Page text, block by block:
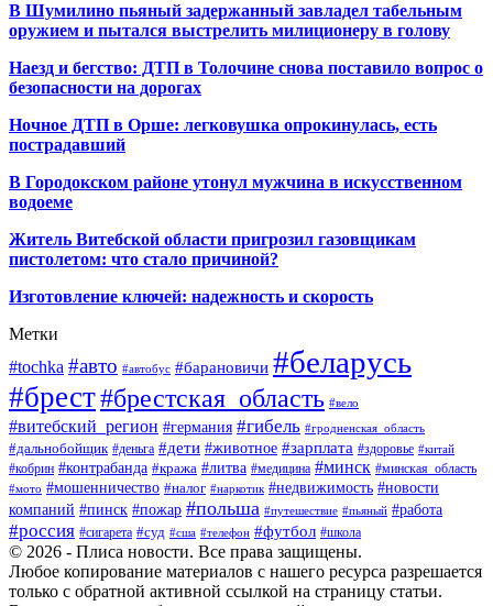
В Шумилино пьяный задержанный завладел табельным
оружием и пытался выстрелить милиционеру в голову
Наезд и бегство: ДТП в Толочине снова поставило вопрос о
безопасности на дорогах
Ночное ДТП в Орше: легковушка опрокинулась, есть
пострадавший
В Городокском районе утонул мужчина в искусственном
водоеме
Житель Витебской области пригрозил газовщикам
пистолетом: что стало причиной?
Изготовление ключей: надежность и скорость
Метки
#tochka #авто #автобус #барановичи #беларусь
#брест#брестская_область #вело
#витебский_регион #германия #гибель #гродненская_область
#дальнобойщик #деньга #дети #животное #зарплата #здоровье #китай
#кобрин #контрабанда #кража #литва #медицина #минск #минская_область
#мото #мошенничество #налог #наркотик #недвижимость #новости
компаний #пинск #пожар #польша #путешествие #пьяный #работа
#россия #сигарета #суд #сша #телефон #футбол #школа
© 2026 - Плиса новости. Все права защищены.
Любое копирование материалов с нашего ресурса разрешается
только с обратной активной ссылкой на страницу статьи.